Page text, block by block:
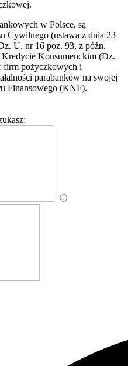
w Polsce, są
Cywilnego (ustawa z dnia 23
U. nr 16 poz. 93, z późn.
Konsumenckim (Dz.
firm pożyczkowych i
parabanków na swojej
Finansowego (KNF).